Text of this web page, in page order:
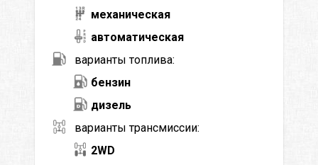
механическая
автоматическая
варианты топлива:
бензин
дизель
варианты трансмиссии:
2WD